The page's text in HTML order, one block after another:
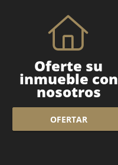
Oferte su
inmueble con
nosotros
OFERTAR